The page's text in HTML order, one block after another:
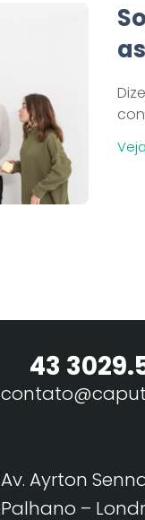
43
Av. Ayrton
Palhano –